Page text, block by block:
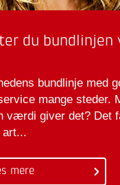
du bundlinjen
bundlinje med
mange steder.
værdi giver det? Det
mere